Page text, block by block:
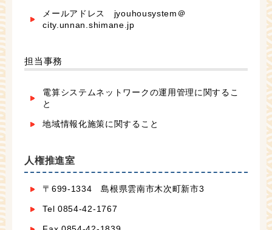
メールアドレス jyouhousystem＠
city.unnan.shimane.jp
担当事務
電算システムネットワークの運用管理に関するこ
と
地域情報化施策に関すること
人権推進室
〒699-1334 島根県雲南市木次町新市3
Tel 0854-42-1767